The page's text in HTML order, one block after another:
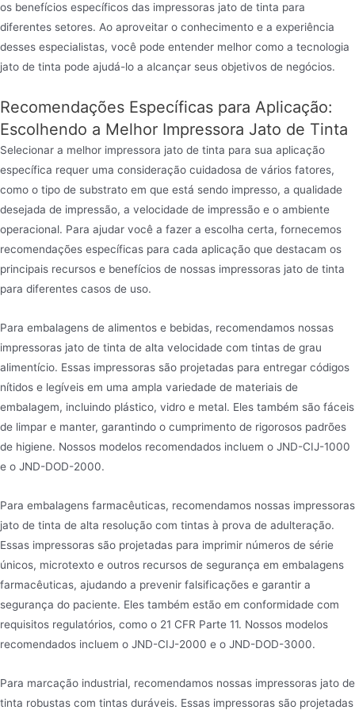
os benefícios específicos das impressoras jato de tinta para
diferentes setores. Ao aproveitar o conhecimento e a experiência
desses especialistas, você pode entender melhor como a tecnologia
jato de tinta pode ajudá-lo a alcançar seus objetivos de negócios.
Recomendações Específicas para Aplicação:
Escolhendo a Melhor Impressora Jato de Tinta
Selecionar a melhor impressora jato de tinta para sua aplicação
específica requer uma consideração cuidadosa de vários fatores,
como o tipo de substrato em que está sendo impresso, a qualidade
desejada de impressão, a velocidade de impressão e o ambiente
operacional. Para ajudar você a fazer a escolha certa, fornecemos
recomendações específicas para cada aplicação que destacam os
principais recursos e benefícios de nossas impressoras jato de tinta
para diferentes casos de uso.
Para embalagens de alimentos e bebidas, recomendamos nossas
impressoras jato de tinta de alta velocidade com tintas de grau
alimentício. Essas impressoras são projetadas para entregar códigos
nítidos e legíveis em uma ampla variedade de materiais de
embalagem, incluindo plástico, vidro e metal. Eles também são fáceis
de limpar e manter, garantindo o cumprimento de rigorosos padrões
de higiene. Nossos modelos recomendados incluem o JND-CIJ-1000
e o JND-DOD-2000.
Para embalagens farmacêuticas, recomendamos nossas impressoras
jato de tinta de alta resolução com tintas à prova de adulteração.
Essas impressoras são projetadas para imprimir números de série
únicos, microtexto e outros recursos de segurança em embalagens
farmacêuticas, ajudando a prevenir falsificações e garantir a
segurança do paciente. Eles também estão em conformidade com
requisitos regulatórios, como o 21 CFR Parte 11. Nossos modelos
recomendados incluem o JND-CIJ-2000 e o JND-DOD-3000.
Para marcação industrial, recomendamos nossas impressoras jato de
tinta robustas com tintas duráveis. Essas impressoras são projetadas